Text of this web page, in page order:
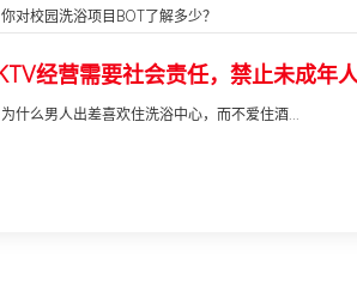
你对校园洗浴项目BOT了解多少？
为什么男人出差喜欢住洗浴中心，而不爱住酒...